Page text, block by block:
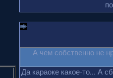
А чем собственно не
Да караоке какое-то... А